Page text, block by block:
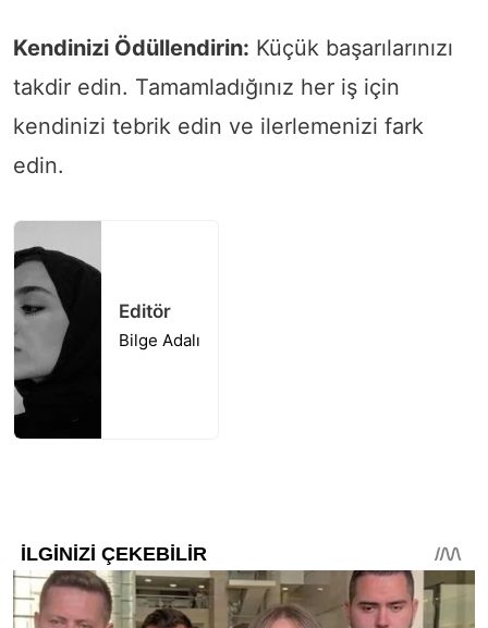
Kendinizi Ödüllendirin: Küçük başarılarınızı
takdir edin. Tamamladığınız her iş için
kendinizi tebrik edin ve ilerlemenizi fark
edin.
Editör
Bilge Adalı